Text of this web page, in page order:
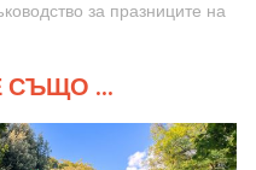
за празниците на
СЪЩО ...